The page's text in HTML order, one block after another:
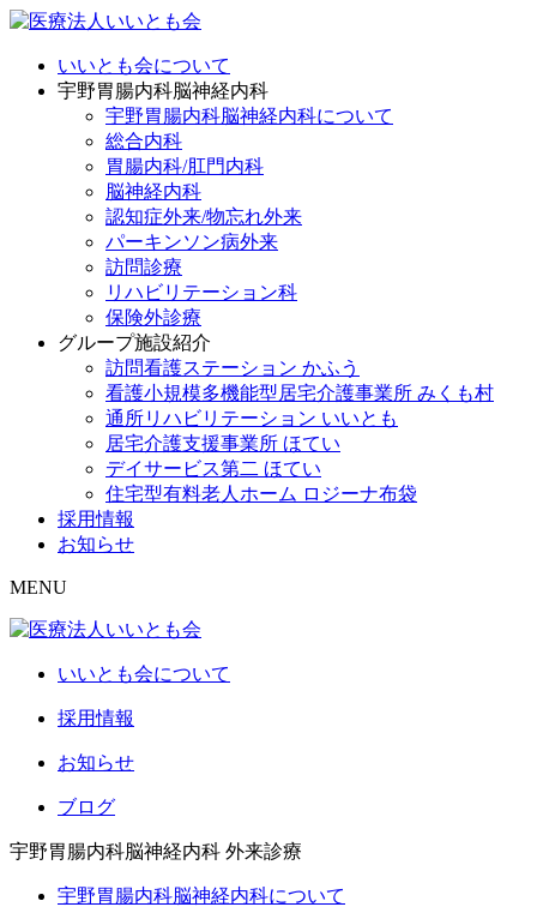
いいとも会について
宇野胃腸内科脳神経内科
宇野胃腸内科脳神経内科について
総合内科
胃腸内科/肛門内科
脳神経内科
認知症外来/物忘れ外来
パーキンソン病外来
訪問診療
リハビリテーション科
保険外診療
グループ施設紹介
訪問看護ステーション かふう
看護小規模多機能型居宅介護事業所 みくも村
通所リハビリテーション いいとも
居宅介護支援事業所 ほてい
デイサービス第二 ほてい
住宅型有料老人ホーム ロジーナ布袋
採用情報
お知らせ
MENU
いいとも会について
採用情報
お知らせ
ブログ
宇野胃腸内科脳神経内科 外来診療
宇野胃腸内科脳神経内科について